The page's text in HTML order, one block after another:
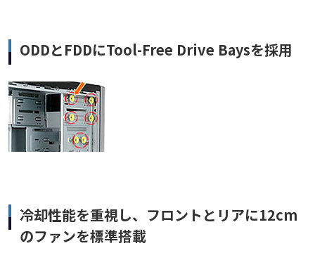
ODDとFDDにTool-Free Drive Baysを採用
冷却性能を重視し、フロントとリアに12cm
のファンを標準搭載